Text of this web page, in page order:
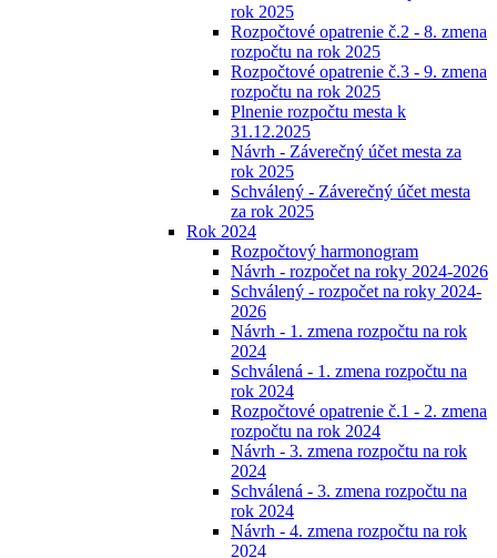
rok 2025
Rozpočtové opatrenie č.2 - 8. zmena
rozpočtu na rok 2025
Rozpočtové opatrenie č.3 - 9. zmena
rozpočtu na rok 2025
Plnenie rozpočtu mesta k
31.12.2025
Návrh - Záverečný účet mesta za
rok 2025
Schválený - Záverečný účet mesta
za rok 2025
Rok 2024
Rozpočtový harmonogram
Návrh - rozpočet na roky 2024-2026
Schválený - rozpočet na roky 2024-
2026
Návrh - 1. zmena rozpočtu na rok
2024
Schválená - 1. zmena rozpočtu na
rok 2024
Rozpočtové opatrenie č.1 - 2. zmena
rozpočtu na rok 2024
Návrh - 3. zmena rozpočtu na rok
2024
Schválená - 3. zmena rozpočtu na
rok 2024
Návrh - 4. zmena rozpočtu na rok
2024